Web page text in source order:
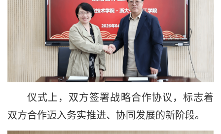
仪式上，双方签署战略合作协议，标志着
双方合作迈入务实推进、协同发展的新阶段。